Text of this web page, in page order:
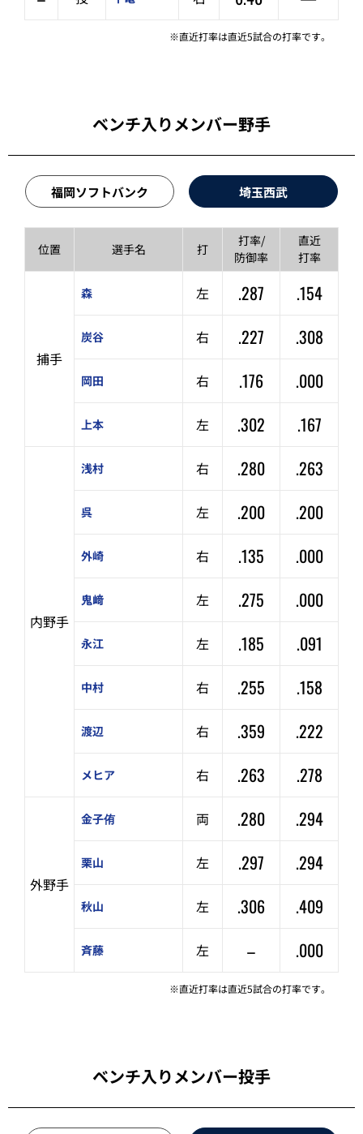
※直近打率は直近5試合の打率です。
ベンチ入りメンバー野手
福岡ソフトバンク 埼玉西武
位置 選手名 打
打率/
防御率
直近
打率
捕手
森 左 .287 .154
炭谷 右 .227 .308
岡田 右 .176 .000
上本 左 .302 .167
内野手
浅村 右 .280 .263
呉 左 .200 .200
外崎 右 .135 .000
鬼﨑 左 .275 .000
永江 左 .185 .091
中村 右 .255 .158
渡辺 右 .359 .222
メヒア 右 .263 .278
外野手
金子侑 両 .280 .294
栗山 左 .297 .294
秋山 左 .306 .409
斉藤 左 – .000
※直近打率は直近5試合の打率です。
ベンチ入りメンバー投手